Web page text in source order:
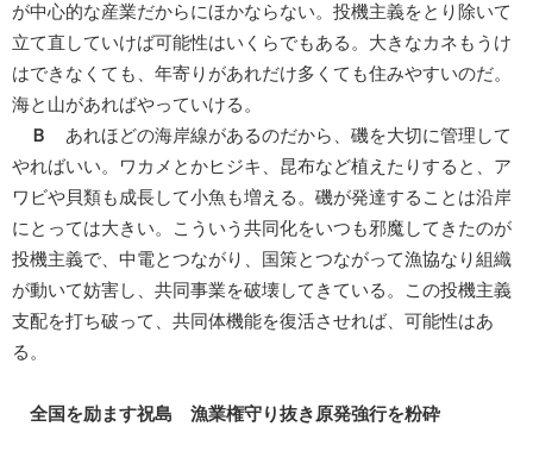
が中心的な産業だからにほかならない。投機主義をとり除いて
立て直していけば可能性はいくらでもある。大きなカネもうけ
はできなくても、年寄りがあれだけ多くても住みやすいのだ。
海と山があればやっていける。
Ｂ
あれほどの海岸線があるのだから、磯を大切に管理して
やればいい。ワカメとかヒジキ、昆布など植えたりすると、ア
ワビや貝類も成長して小魚も増える。磯が発達することは沿岸
にとっては大きい。こういう共同化をいつも邪魔してきたのが
投機主義で、中電とつながり、国策とつながって漁協なり組織
が動いて妨害し、共同事業を破壊してきている。この投機主義
支配を打ち破って、共同体機能を復活させれば、可能性はあ
る。
全国を励ます祝島 漁業権守り抜き原発強行を粉砕